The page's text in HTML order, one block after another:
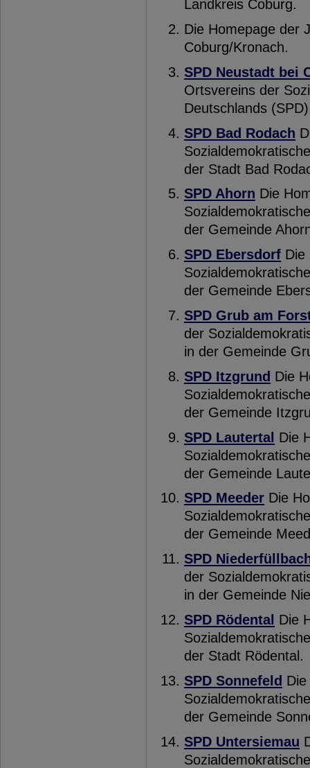
Landkreis Coburg.
Die Homepage der
Coburg/Kronach.
SPD Neustadt bei
Ortsvereins der
Deutschlands
SPD Bad Rodach
der Stadt Bad
SPD Ahorn Die
der Gemeinde
SPD Ebersdorf Die
der Gemeinde
SPD Grub am
der
in der Gemeinde
SPD Itzgrund Die
der Gemeinde
SPD Lautertal Die
der Gemeinde
SPD Meeder Die
der Gemeinde
SPD
der
in der Gemeinde
SPD Rödental Die
der Stadt Rödental.
SPD Sonnefeld
der Gemeinde
SPD Untersiemau